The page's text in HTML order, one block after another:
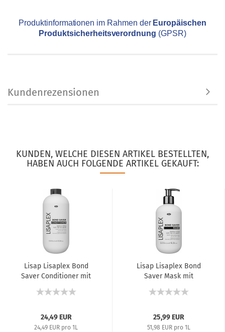
Produktinformationen im Rahmen der Europäischen
Produktsicherheitsverordnung (GPSR)
Kundenrezensionen
KUNDEN, WELCHE DIESEN ARTIKEL BESTELLTEN,
HABEN AUCH FOLGENDE ARTIKEL GEKAUFT:
Lisap Lisaplex Bond
Saver Conditioner mit
24,49 EUR
24,49 EUR pro 1L
Lisap Lisaplex Bond
Saver Mask mit
Proteinkomplex...
25,99 EUR
51,98 EUR pro 1L